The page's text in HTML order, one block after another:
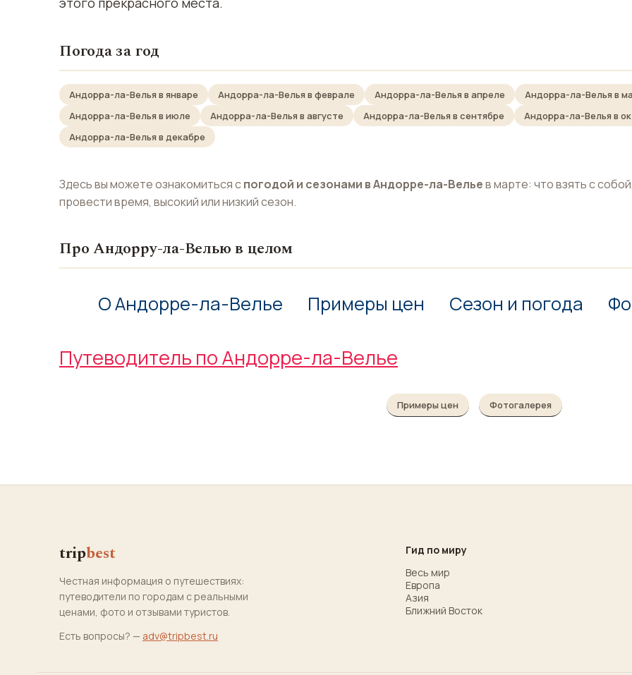
Погода за год
Андорра-ла-Велья в январе Андорра-ла-Велья в феврале Андорра-ла-Велья в апреле Андорра-ла-Велья в
Андорра-ла-Велья в июле
Андорра-ла-Велья в августе Андорра-ла-Велья в сентябре Андорра-ла-Велья в
Андорра-ла-Велья в декабре
Здесь вы можете ознакомиться спогодой и сезонами в Андорре-ла-Вельев марте: что взять с
провести время, высокий или низкий сезон.
Про Андорру-ла-Велью в целом
О Андорре-ла-Велье Примеры цен Сезон и погода
Путеводитель по Андорре-ла-Велье
Примеры цен Фотогалерея
tripbest
Честная информация о путешествиях:
путеводители по городам с реальными
ценами, фото и отзывами туристов.
Есть вопросы? — adv@tripbest.ru
Гид по миру
Весь мир
Европа
Азия
Ближний Восток